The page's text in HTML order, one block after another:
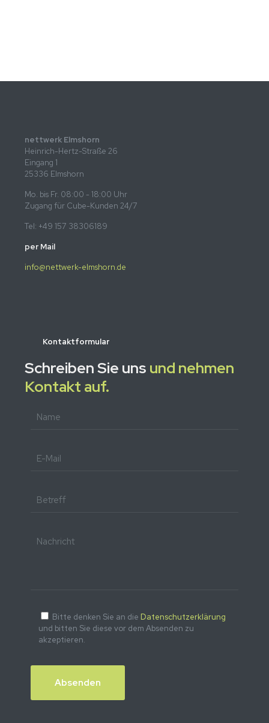
nettwerk Elmshorn
Heinrich-Hertz-Straße 26
Eingang 1
25336 Elmshorn
Mo. bis Fr. 08:00 - 18:00 Uhr
Zugang für Cube-Kunden 24/7
Tel: +49 157 38306189
per Mail
info@nettwerk-elmshorn.de
Kontaktformular
Schreiben Sie uns und nehmen
Kontakt auf.
Bitte denken Sie an die Datenschutzerklärung
und bitten Sie diese vor dem Absenden zu
akzeptieren.